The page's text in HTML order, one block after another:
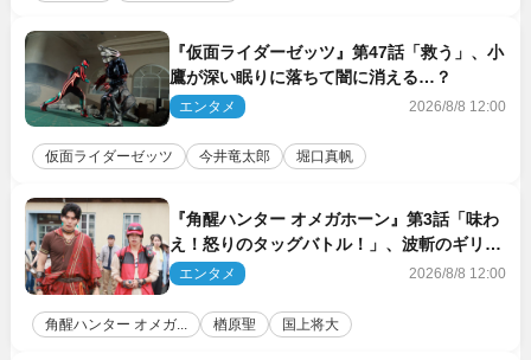
『仮面ライダーゼッツ』第47話「救う」、小
鷹が深い眠りに落ちて闇に消える…？
エンタメ 2026/8/8 12:00
仮面ライダーゼッツ 今井竜太郎 堀口真帆
『角醒ハンター オメガホーン』第3話「味わ
え！怒りのタッグバトル！」、波斬のギリコ
がハンターバトルを挑んできた！
エンタメ 2026/8/8 12:00
角醒ハンター オメガ... 楢原聖 国上将大